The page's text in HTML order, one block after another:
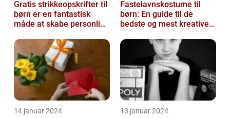
Gratis strikkeopskrifter til
børn er en fantastisk
måde at skabe personlige
beklædningsgen...
Fastelavnskostume til
børn: En guide til de
bedste og mest kreative
14 januar 2024 13 januar 2024